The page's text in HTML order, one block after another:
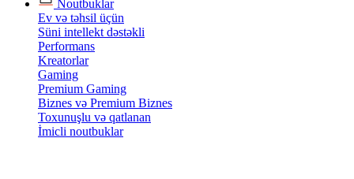
Noutbuklar
Ev və təhsil üçün
Süni intellekt dəstəkli
Performans
Kreatorlar
Gaming
Premium Gaming
Biznes və Premium Biznes
Toxunuşlu və qatlanan
İmicli noutbuklar